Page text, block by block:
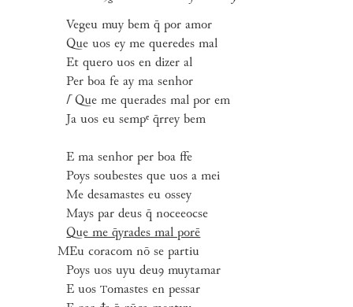
Vegeu muy bem q̄ por amor
Que uos ey me queredes mal
Et quero uos en dizer al
Per boa fe ay ma senhor
⌈ Que me querades mal por em
Ja uos eu sempᵉ q̄rrey bem
E ma senhor per boa ffe
Poys soubestes que uos a mei
Me desamastes eu ossey
Mays par deus q̄ noceeocse
Que me q̄yrades mal porē
MEu coracom nō se partiu
Poys uos uyu deuꝯ muytamar
E uosTomastes en pessar